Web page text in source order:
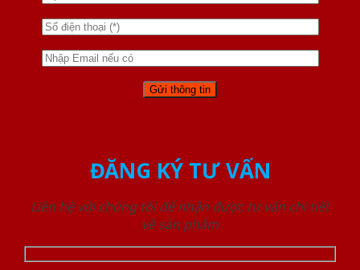
ĐĂNG KÝ TƯ VẤN
Liên hệ với chúng tôi để nhận được tư vấn chi tiết
về sản phẩm